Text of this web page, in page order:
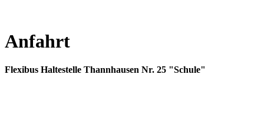
Anfahrt
Flexibus Haltestelle Thannhausen Nr. 25 "Schule"